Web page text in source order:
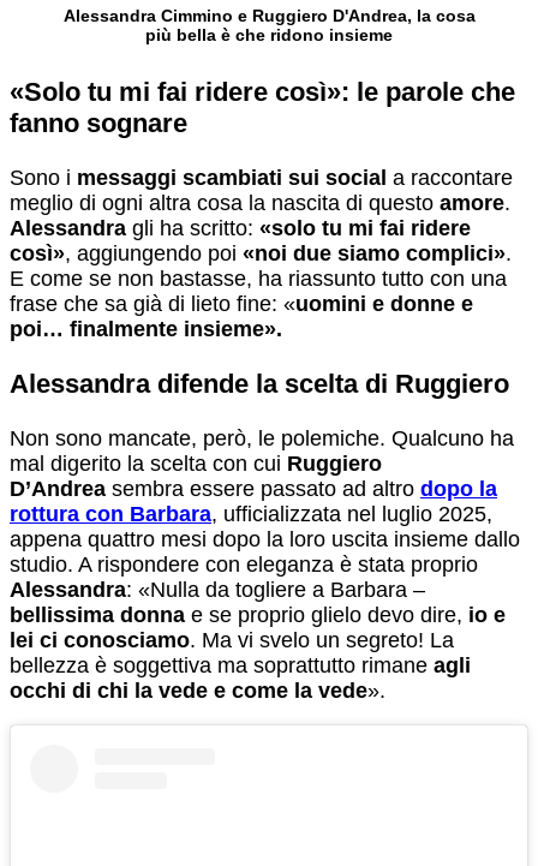
Alessandra Cimmino e Ruggiero D'Andrea, la cosa
più bella è che ridono insieme
«Solo tu mi fai ridere così»: le parole che
fanno sognare
Sono i messaggi scambiati sui social a raccontare
meglio di ogni altra cosa la nascita di questo amore.
Alessandra gli ha scritto: «solo tu mi fai ridere
così», aggiungendo poi «noi due siamo complici».
E come se non bastasse, ha riassunto tutto con una
frase che sa già di lieto fine: «uomini e donne e
poi… finalmente insieme».
Alessandra difende la scelta di Ruggiero
Non sono mancate, però, le polemiche. Qualcuno ha
mal digerito la scelta con cui Ruggiero
D’Andrea sembra essere passato ad altro dopo la
rottura con Barbara, ufficializzata nel luglio 2025,
appena quattro mesi dopo la loro uscita insieme dallo
studio. A rispondere con eleganza è stata proprio
Alessandra: «Nulla da togliere a Barbara –
bellissima donna e se proprio glielo devo dire, io e
lei ci conosciamo. Ma vi svelo un segreto! La
bellezza è soggettiva ma soprattutto rimane agli
occhi di chi la vede e come la vede».